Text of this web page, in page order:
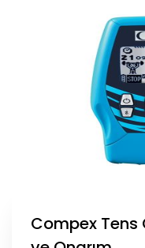
Compex Tens